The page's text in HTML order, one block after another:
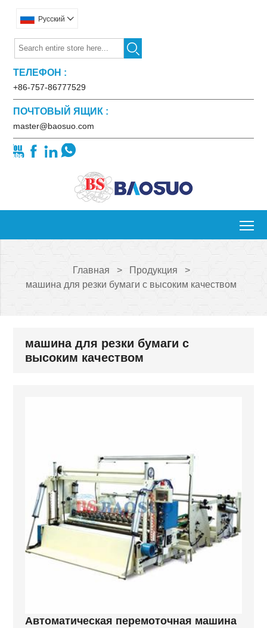
Pусский 

ТЕЛЕФОН :
+86-757-86777529
ПОЧТОВЫЙ ЯЩИК :
master@baosuo.com
   
Главная > Продукция
>
машина для резки бумаги с высоким качеством
машина для резки бумаги с
высоким качеством
Автоматическая перемоточная машина